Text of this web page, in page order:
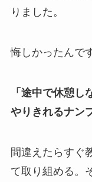
りました。
悔しかったんで
「途中で休憩
やりきれるナン
間違えたらすぐ
て取り組める。